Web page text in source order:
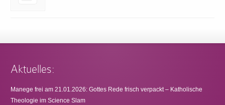
Aktuelles:
Manege frei am 21.01.2026: Gottes Rede frisch verpackt – Katholische
Theologie im Science Slam